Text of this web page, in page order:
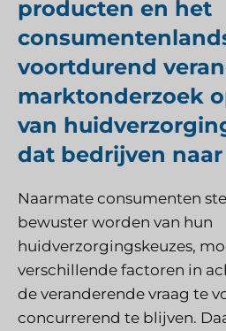
producten en het
voortdurend
marktonderzoek
van
dat bedrijven
Naarmate consumenten
bewuster worden van hun
huidverzorgingskeuzes,
verschillende factoren in
de veranderende vraag te
concurrerend te blijven.